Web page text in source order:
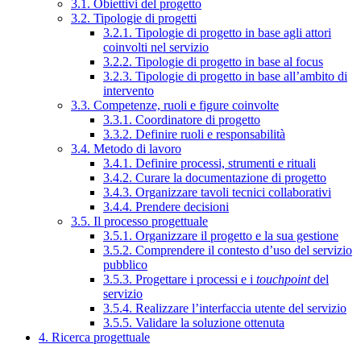
3.1. Obiettivi del progetto
3.2. Tipologie di progetti
3.2.1. Tipologie di progetto in base agli attori
coinvolti nel servizio
3.2.2. Tipologie di progetto in base al focus
3.2.3. Tipologie di progetto in base all’ambito di
intervento
3.3. Competenze, ruoli e figure coinvolte
3.3.1. Coordinatore di progetto
3.3.2. Definire ruoli e responsabilità
3.4. Metodo di lavoro
3.4.1. Definire processi, strumenti e rituali
3.4.2. Curare la documentazione di progetto
3.4.3. Organizzare tavoli tecnici collaborativi
3.4.4. Prendere decisioni
3.5. Il processo progettuale
3.5.1. Organizzare il progetto e la sua gestione
3.5.2. Comprendere il contesto d’uso del servizio
pubblico
3.5.3. Progettare i processi e i touchpointdel
servizio
3.5.4. Realizzare l’interfaccia utente del servizio
3.5.5. Validare la soluzione ottenuta
4. Ricerca progettuale